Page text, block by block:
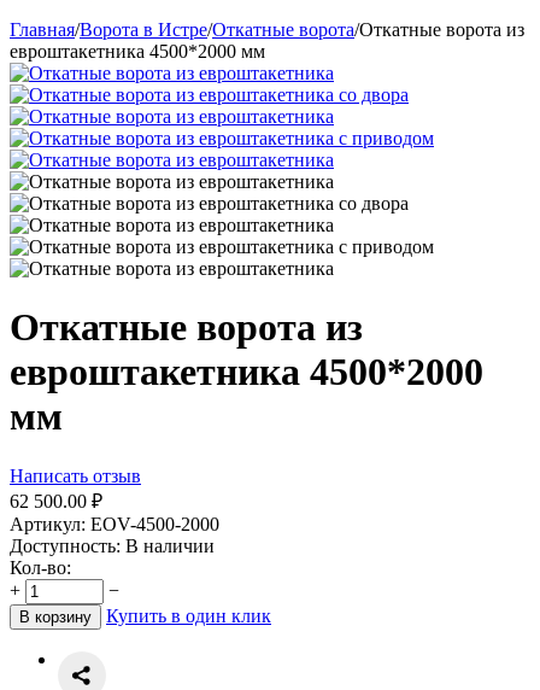
Главная/Ворота в Истре/Откатные ворота/Откатные ворота из
евроштакетника 4500*2000 мм
Откатные ворота из
евроштакетника 4500*2000
мм
Написать отзыв
62 500.00 ₽
Артикул: EOV-4500-2000
Доступность: В наличии
Кол-во:
+
−
В корзину Купить в один клик